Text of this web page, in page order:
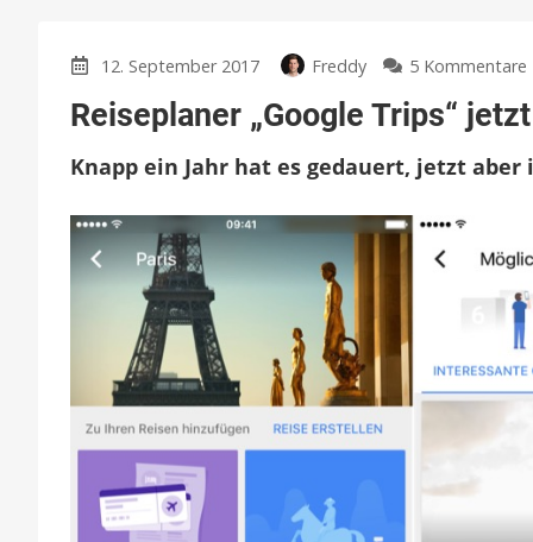
12. September 2017 Freddy 5 Kommentare
Reiseplaner „Google Trips“
Knapp ein Jahr hat es gedauert, jetzt